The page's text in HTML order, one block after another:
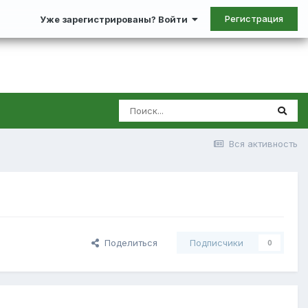
Уже зарегистрированы? Войти Регистрация
Вся активность
Поделиться Подписчики 0